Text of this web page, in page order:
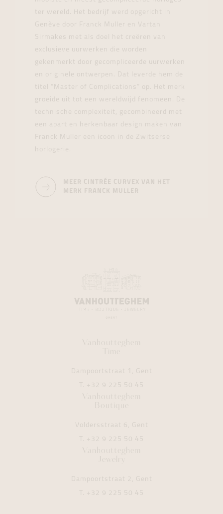
ter wereld. Het bedrijf werd opgericht in
Genève door Franck Muller en Vartan
Sirmakes met als doel het creëren van
exclusieve uurwerken die worden
gekenmerkt door gecompliceerde uurwerken
en originele ontwerpen. Dat leverde hem de
titel “Master of Complications” op. Het merk
groeide uit tot een wereldwijd fenomeen. De
technische complexiteit, gecombineerd met
een apart en herkenbaar design maken van
Franck Muller een icoon in de Zwitserse
horlogerie.
MEER CINTRÉE CURVEX VAN HET
MERK FRANCK MULLER
Vanhoutteghem
Time
Dampoortstraat 1, Gent
T. +32 9 225 50 45
Vanhoutteghem
Boutique
Voldersstraat 6, Gent
T. +32 9 225 50 45
Vanhoutteghem
Jewelry
Dampoortstraat 2, Gent
T. +32 9 225 50 45